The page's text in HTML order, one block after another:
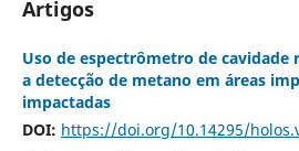
Artigos
Uso de espectrômetro de cavidade
a detecção de metano em áreas
impactadas
DOI: https://doi.org/10.14295/